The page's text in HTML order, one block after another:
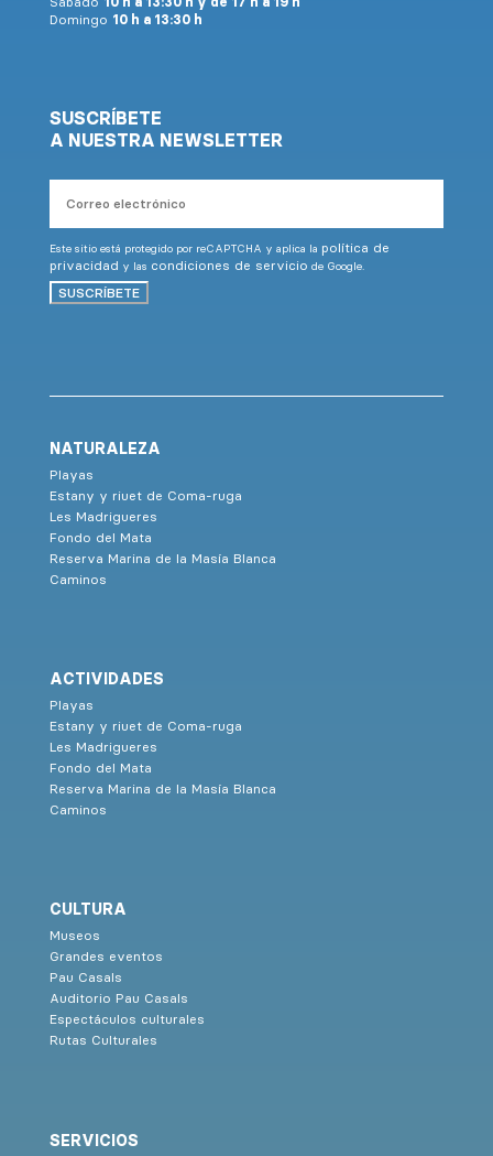
Domingo 10 h a 13:30 h
SUSCRÍBETE
A NUESTRA NEWSLETTER
electrónico
Este sitio está protegido por reCAPTCHA y aplica la política de
privacidad y las condiciones de servicio de Google.
SUSCRÍBETE
NATURALEZA
Playas
Estany y riuet de Coma-ruga
Les Madrigueres
Fondo del Mata
Reserva Marina de la Masía Blanca
Caminos
ACTIVIDADES
Playas
Estany y riuet de Coma-ruga
Les Madrigueres
Fondo del Mata
Reserva Marina de la Masía Blanca
Caminos
CULTURA
Museos
Grandes eventos
Pau Casals
Auditorio Pau Casals
Espectáculos culturales
Rutas Culturales
SERVICIOS